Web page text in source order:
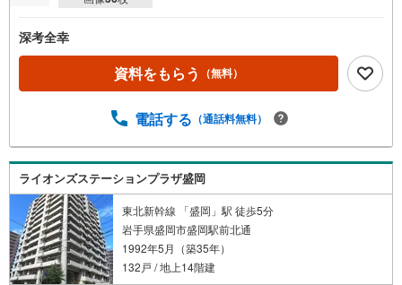
深考全幸
資料をもらう （無料）
電話する （通話料無料）
ライオンズステーションプラザ盛岡
東北新幹線 「盛岡」駅 徒歩5分
岩手県盛岡市盛岡駅前北通
1992年5月（築35年）
132戸 / 地上14階建